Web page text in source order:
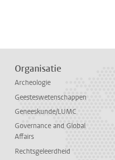
Organisatie
Archeologie
Geesteswetenschappen
Geneeskunde/LUMC
Governance and Global
Affairs
Rechtsgeleerdheid